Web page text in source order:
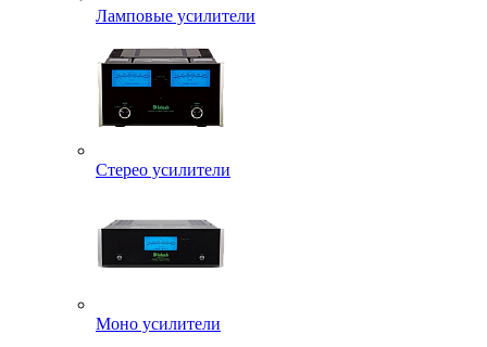
Ламповые усилители
Стерео усилители
Моно усилители